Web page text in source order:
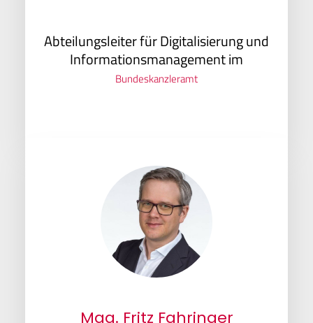
Abteilungsleiter für Digitalisierung und
Informationsmanagement im
Bundeskanzleramt
Mag. Fritz Fahringer